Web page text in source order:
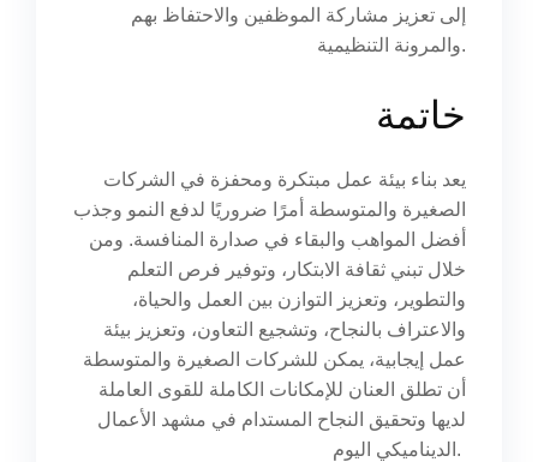
إلى تعزيز مشاركة الموظفين والاحتفاظ بهم
والمرونة التنظيمية.
خاتمة
يعد بناء بيئة عمل مبتكرة ومحفزة في الشركات
الصغيرة والمتوسطة أمرًا ضروريًا لدفع النمو وجذب
أفضل المواهب والبقاء في صدارة المنافسة. ومن
خلال تبني ثقافة الابتكار، وتوفير فرص التعلم
والتطوير، وتعزيز التوازن بين العمل والحياة،
والاعتراف بالنجاح، وتشجيع التعاون، وتعزيز بيئة
عمل إيجابية، يمكن للشركات الصغيرة والمتوسطة
أن تطلق العنان للإمكانات الكاملة للقوى العاملة
لديها وتحقيق النجاح المستدام في مشهد الأعمال
الديناميكي اليوم.